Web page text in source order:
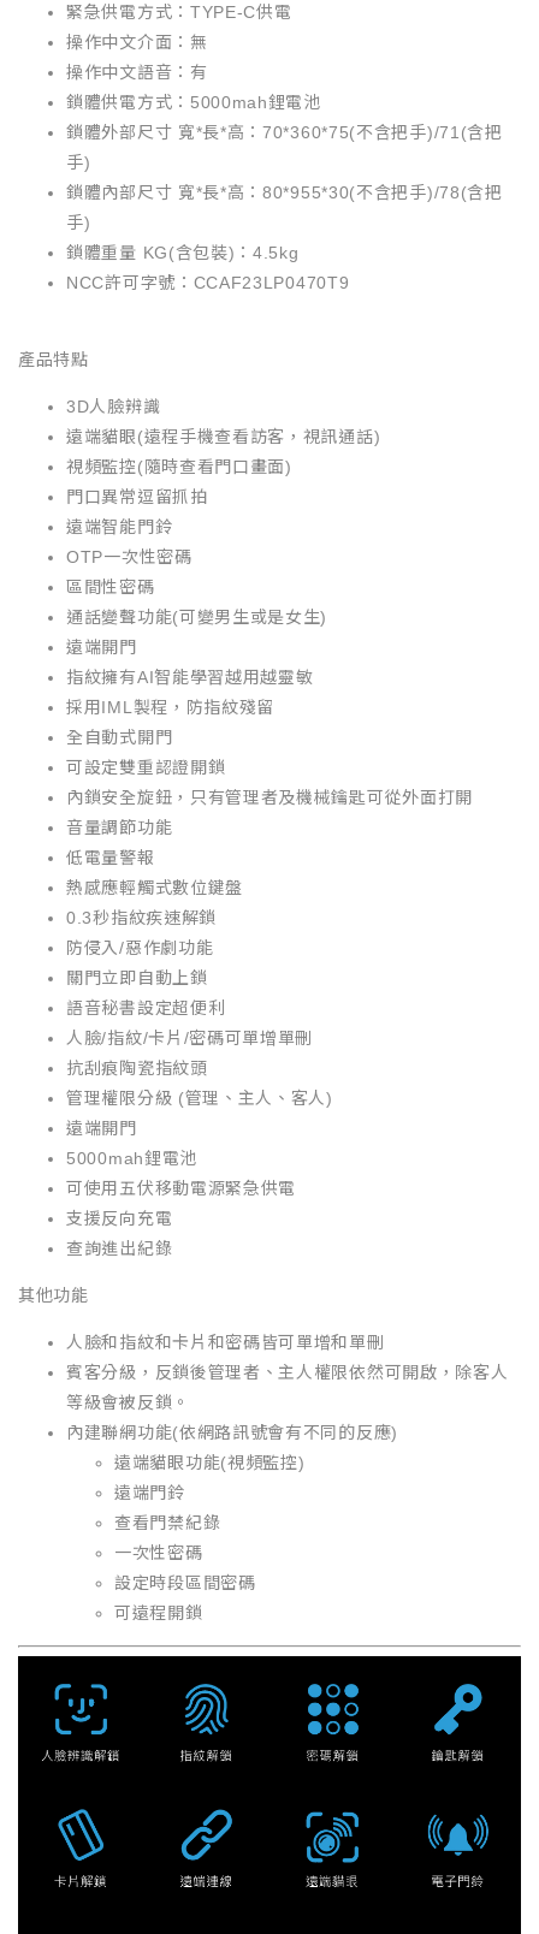
緊急供電方式：TYPE-C供電
操作中文介面：無
操作中文語音：有
鎖體供電方式：5000mah鋰電池
鎖體外部尺寸 寬*長*高：70*360*75(不含把手)/71(含把
手)
鎖體內部尺寸 寬*長*高：80*955*30(不含把手)/78(含把
手)
鎖體重量 KG(含包裝)：4.5kg
NCC許可字號：CCAF23LP0470T9
​產品特點
3D人臉辨識
遠端貓眼(遠程手機查看訪客，視訊通話)
視頻監控(隨時查看門口畫面)
門口異常逗留抓拍
遠端智能門鈴
OTP一次性密碼
區間性密碼
通話變聲功能(可變男生或是女生)
遠端開門
指紋擁有AI智能學習越用越靈敏
採用IML製程，防指紋殘留
全自動式開門
可設定雙重認證開鎖
內鎖安全旋鈕，只有管理者及機械鑰匙可從外面打開
音量調節功能
低電量警報
熱感應輕觸式數位鍵盤
0.3秒指紋疾速解鎖
防侵入/惡作劇功能
關門立即自動上鎖
語音秘書設定超便利
人臉/指紋/卡片/密碼可單增單刪
抗刮痕陶瓷指紋頭
管理權限分級 (管理、主人、客人)
遠端開門
5000mah鋰電池
可使用五伏移動電源緊急供電
支援反向充電
查詢進出紀錄
其他功能
人臉和指紋和卡片和密碼皆可單增和單刪
賓客分級，反鎖後管理者、主人權限依然可開啟，除客人
等級會被反鎖。
內建聯網功能(依網路訊號會有不同的反應)
遠端貓眼功能(視頻監控)
遠端門鈴
查看門禁紀錄
一次性密碼
設定時段區間密碼
可遠程開鎖